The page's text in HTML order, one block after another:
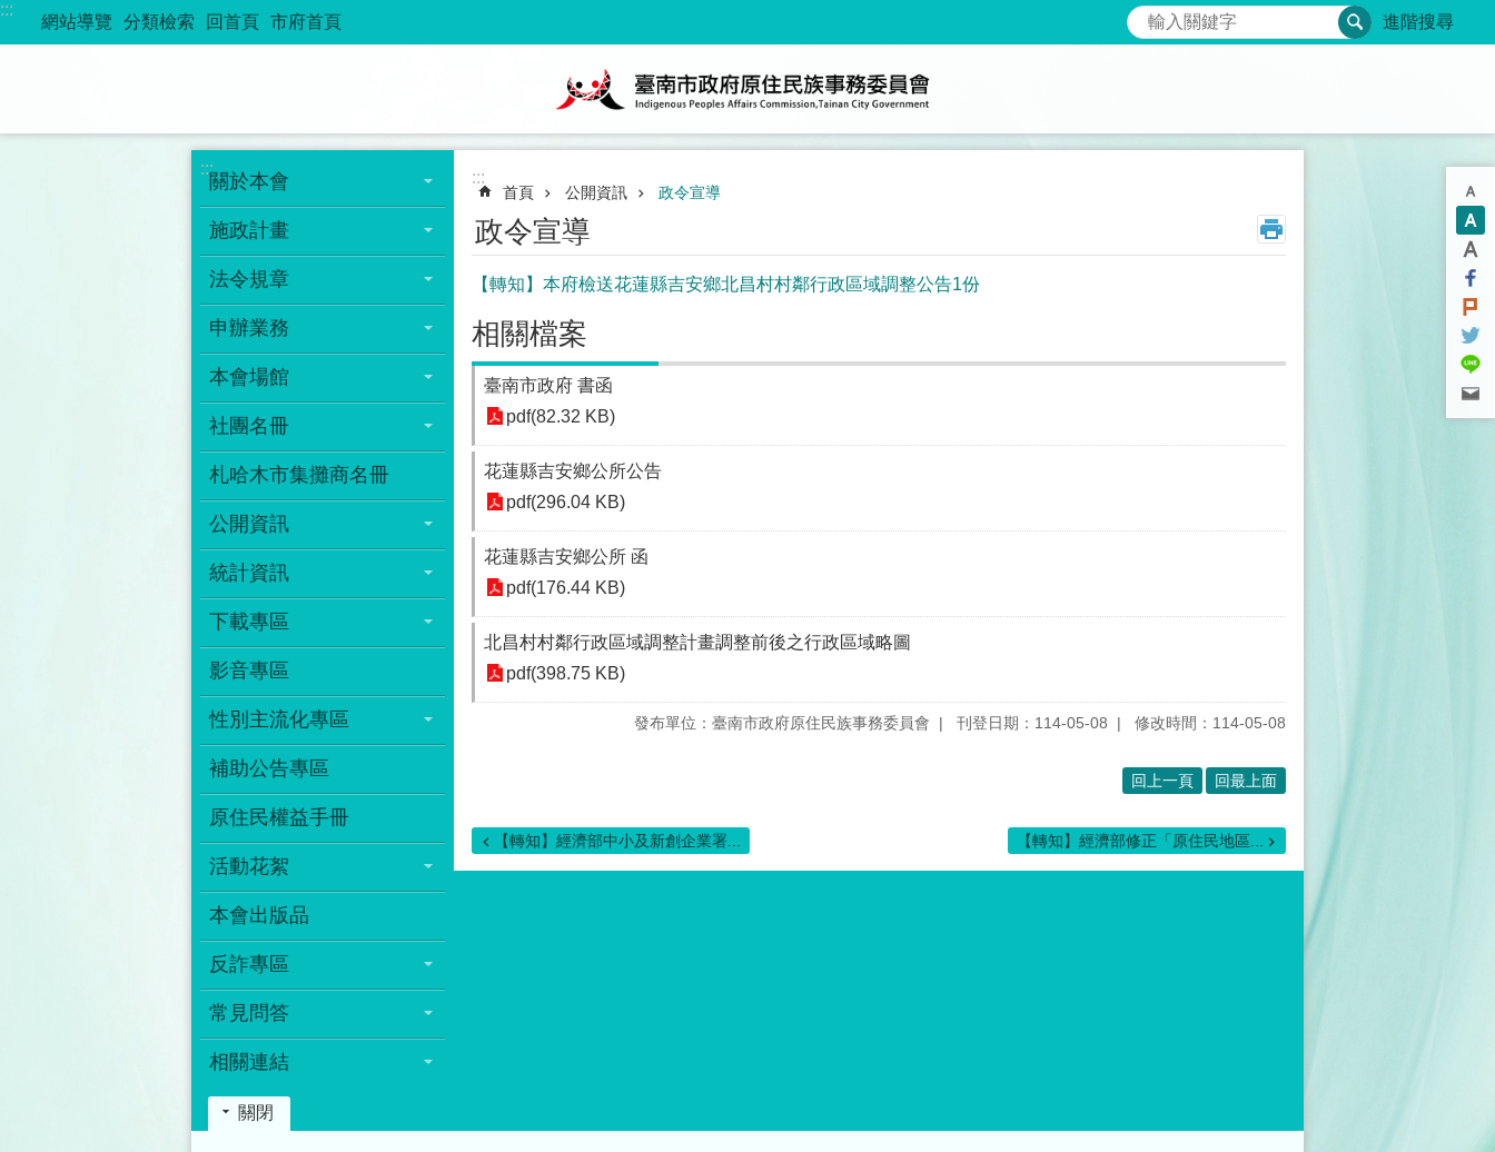
跳到主要內容區塊
:::
網站導覽 分類檢索 回首頁 市府首頁 搜尋 進階搜尋
:::
關於本會
施政計畫
法令規章
申辦業務
本會場館
社團名冊
札哈木市集攤商名冊
公開資訊
統計資訊
下載專區
影音專區
性別主流化專區
補助公告專區
原住民權益手冊
活動花絮
本會出版品
反詐專區
常見問答
相關連結
:::
首頁 公開資訊 政令宣導
政令宣導
【轉知】本府檢送花蓮縣吉安鄉北昌村村鄰行政區域調整公告1份
相關檔案
臺南市政府 書函
pdf(82.32 KB)
花蓮縣吉安鄉公所公告
pdf(296.04 KB)
花蓮縣吉安鄉公所 函
pdf(176.44 KB)
北昌村村鄰行政區域調整計畫調整前後之行政區域略圖
pdf(398.75 KB)
發布單位：臺南市政府原住民族事務委員會 刊登日期：114-05-08 修改時間：114-05-08
回上一頁 回最上面
【轉知】經濟部中小及新創企業署... 【轉知】經濟部修正「原住民地區...
關閉